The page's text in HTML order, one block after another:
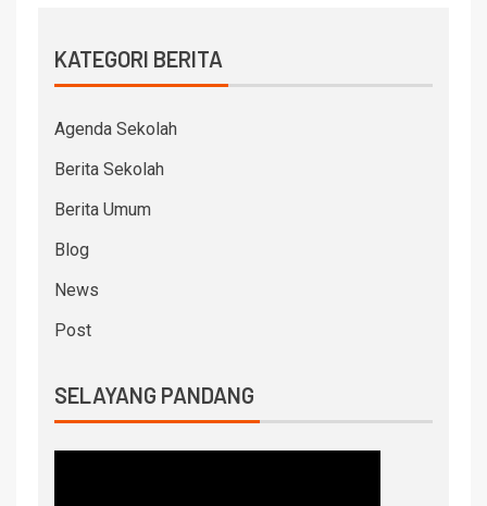
KATEGORI BERITA
Agenda Sekolah
Berita Sekolah
Berita Umum
Blog
News
Post
SELAYANG PANDANG